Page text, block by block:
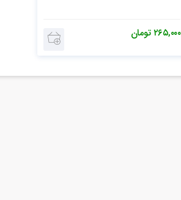
۲۶۵,۰۰۰ تومان